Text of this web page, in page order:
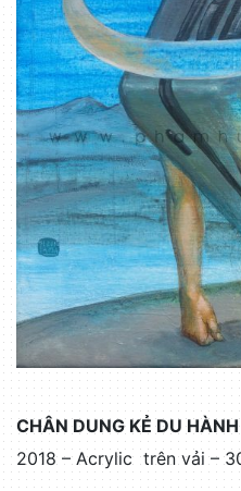
CHÂN DUNG KẺ DU
2018 – Acrylic trên vải –